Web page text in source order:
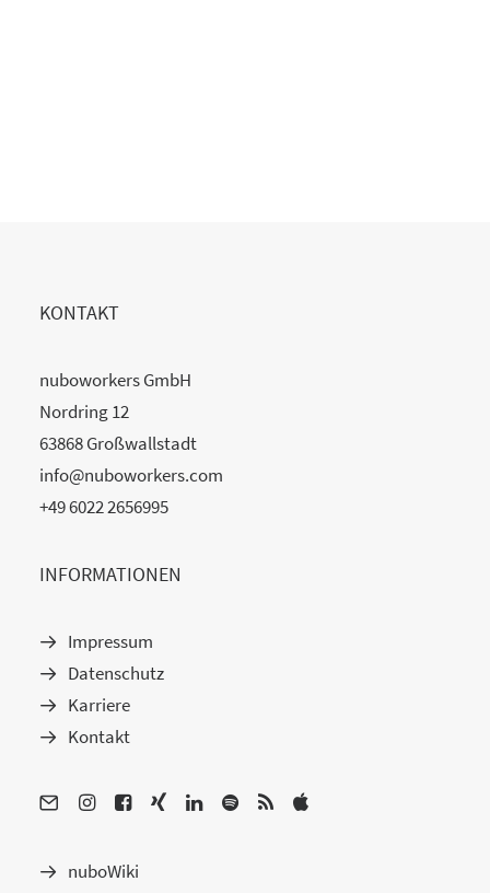
KONTAKT
nuboworkers GmbH
Nordring 12
63868 Großwallstadt
info@nuboworkers.com
+49 6022 2656995
INFORMATIONEN
Impressum
Datenschutz
Karriere
Kontakt
nuboWiki